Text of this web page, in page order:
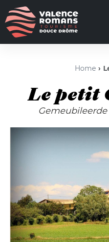
Home
Le petit